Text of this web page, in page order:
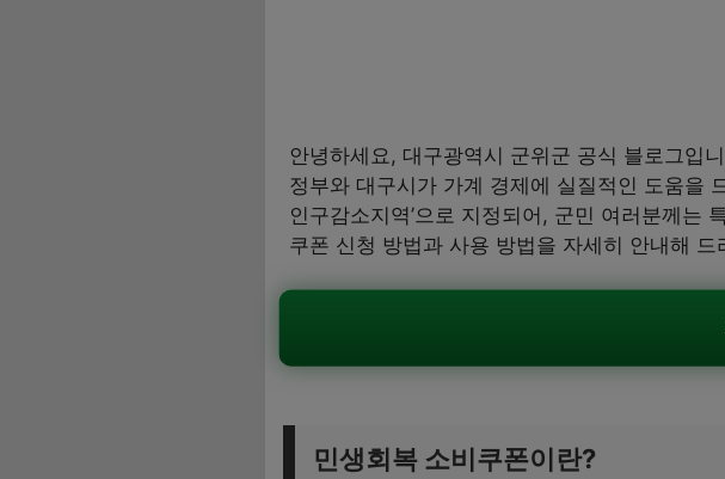
안녕하세요, 대구광역시 군위군 공식 블로그입
정부와 대구시가 가계 경제에 실질적인 도움을
인구감소지역’으로 지정되어, 군민 여러분께는
쿠폰 신청 방법과 사용 방법을 자세히 안내해 드
민생회복 소비쿠폰이란?